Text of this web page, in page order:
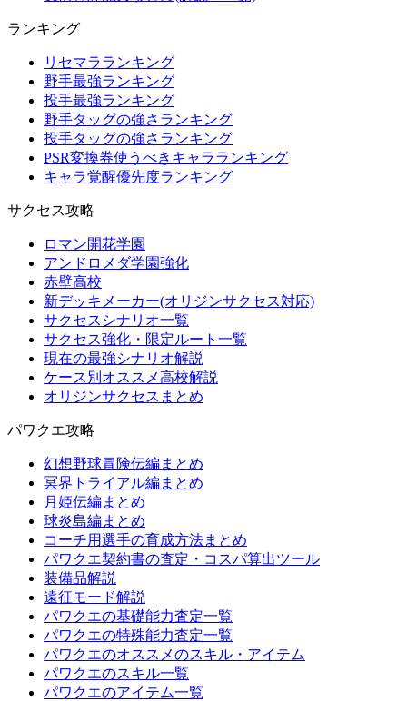
ランキング
リセマラランキング
野手最強ランキング
投手最強ランキング
野手タッグの強さランキング
投手タッグの強さランキング
PSR変換券使うべきキャラランキング
キャラ覚醒優先度ランキング
サクセス攻略
ロマン開花学園
アンドロメダ学園強化
赤壁高校
新デッキメーカー(オリジンサクセス対応)
サクセスシナリオ一覧
サクセス強化・限定ルート一覧
現在の最強シナリオ解説
ケース別オススメ高校解説
オリジンサクセスまとめ
パワクエ攻略
幻想野球冒険伝編まとめ
冥界トライアル編まとめ
月姫伝編まとめ
球炎島編まとめ
コーチ用選手の育成方法まとめ
パワクエ契約書の査定・コスパ算出ツール
装備品解説
遠征モード解説
パワクエの基礎能力査定一覧
パワクエの特殊能力査定一覧
パワクエのオススメのスキル・アイテム
パワクエのスキル一覧
パワクエのアイテム一覧